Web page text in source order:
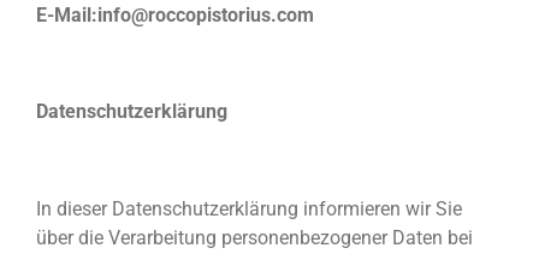
E-Mail:info@roccopistorius.com
Datenschutzerklärung
In dieser Datenschutzerklärung informieren wir Sie
über die Verarbeitung personenbezogener Daten bei